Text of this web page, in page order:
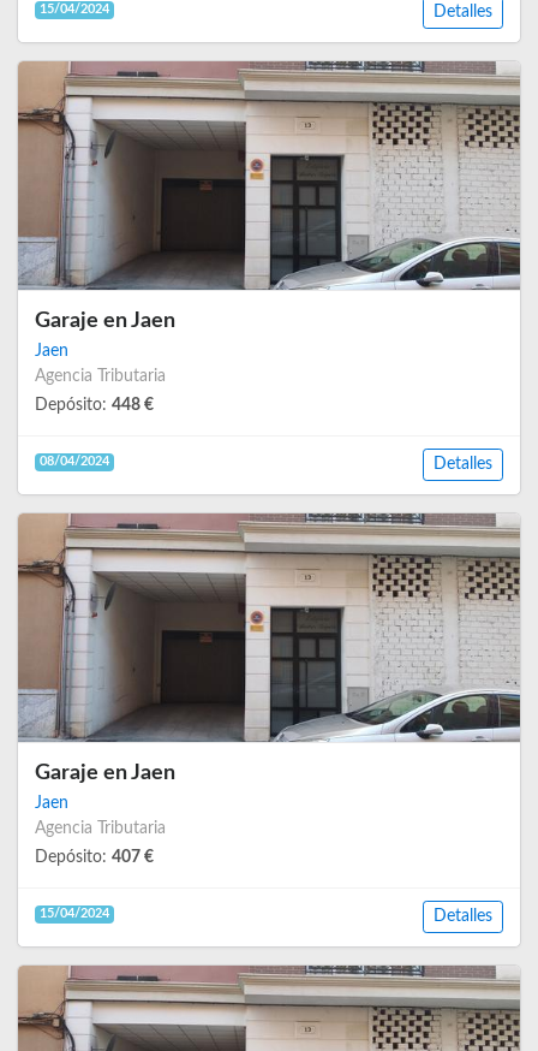
15/04/2024 Detalles
Garaje en Jaen
Jaen
Agencia Tributaria
Depósito: 448 €
08/04/2024 Detalles
Garaje en Jaen
Jaen
Agencia Tributaria
Depósito: 407 €
15/04/2024 Detalles